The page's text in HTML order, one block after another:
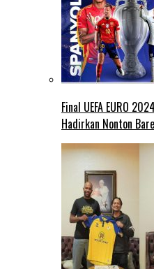
Final UEFA EURO
Hadirkan Nonton